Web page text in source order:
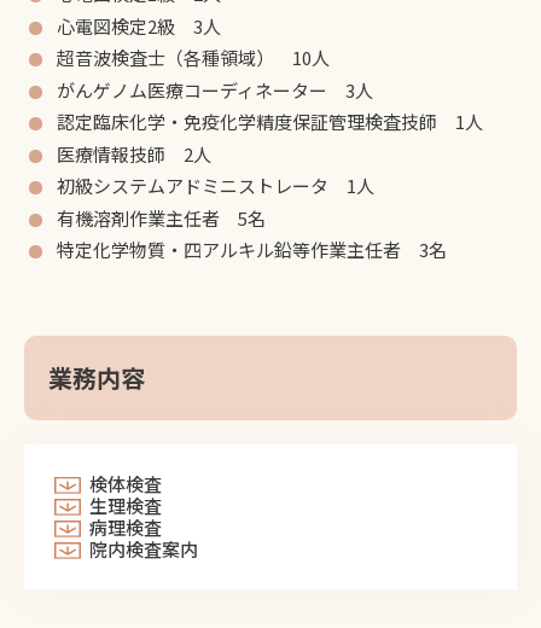
心電図検定2級 3人
超音波検査士（各種領域） 10人
がんゲノム医療コーディネーター 3人
認定臨床化学・免疫化学精度保証管理検査技師 1人
医療情報技師 2人
初級システムアドミニストレータ 1人
有機溶剤作業主任者 5名
特定化学物質・四アルキル鉛等作業主任者 3名
業務内容
検体検査
生理検査
病理検査
院内検査案内